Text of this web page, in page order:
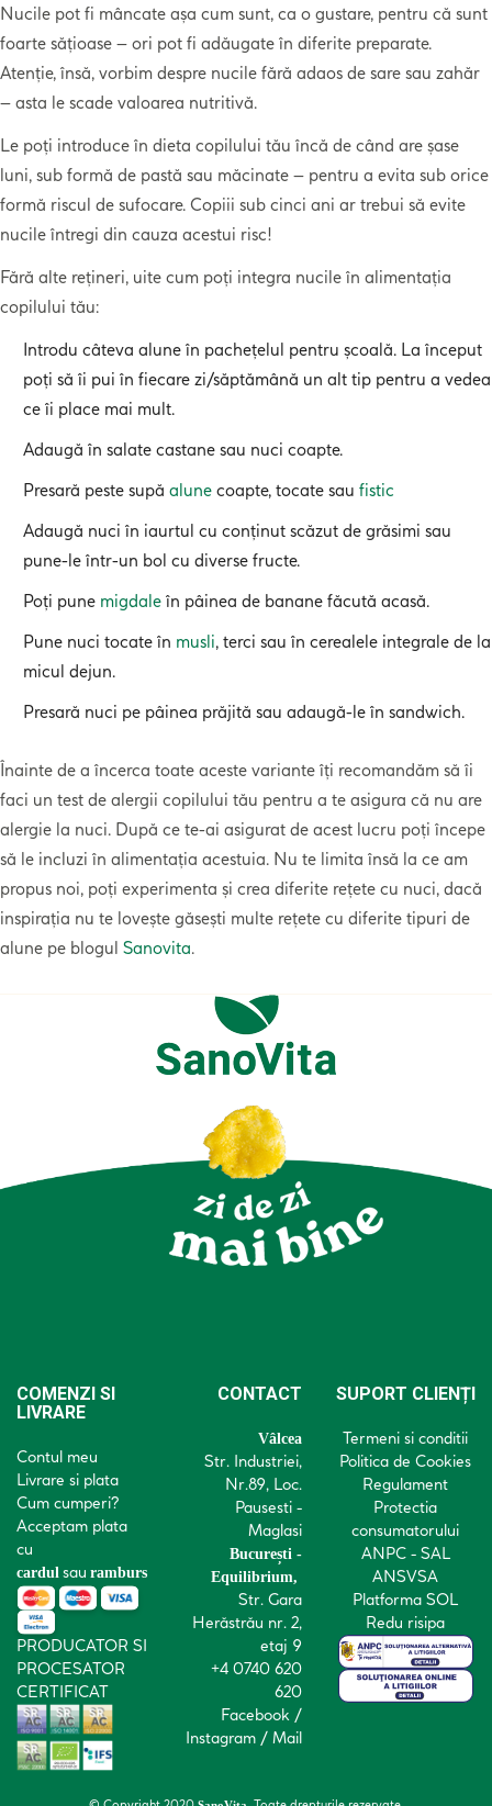
Nucile pot fi mâncate așa cum sunt, ca o gustare, pentru că sunt
foarte sățioase – ori pot fi adăugate în diferite preparate.
Atenție, însă, vorbim despre nucile fără adaos de sare sau zahăr
– asta le scade valoarea nutritivă.
Le poți introduce în dieta copilului tău încă de când are șase
luni, sub formă de pastă sau măcinate – pentru a evita sub orice
formă riscul de sufocare. Copiii sub cinci ani ar trebui să evite
nucile întregi din cauza acestui risc!
Fără alte rețineri, uite cum poți integra nucile în alimentația
copilului tău:
Introdu câteva alune în pachețelul pentru școală. La început
poți să îi pui în fiecare zi/săptămână un alt tip pentru a vedea
ce îi place mai mult.
Adaugă în salate castane sau nuci coapte.
Presară peste supă alune coapte, tocate sau fistic
Adaugă nuci în iaurtul cu conținut scăzut de grăsimi sau
pune-le într-un bol cu diverse fructe.
Poți pune migdale în pâinea de banane făcută acasă.
Pune nuci tocate în musli, terci sau în cerealele integrale de la
micul dejun.
Presară nuci pe pâinea prăjită sau adaugă-le în sandwich.
Înainte de a încerca toate aceste variante îți recomandăm să îi
faci un test de alergii copilului tău pentru a te asigura că nu are
alergie la nuci. După ce te-ai asigurat de acest lucru poți începe
să le incluzi în alimentația acestuia. Nu te limita însă la ce am
propus noi, poți experimenta și crea diferite rețete cu nuci, dacă
inspirația nu te lovește găsești multe rețete cu diferite tipuri de
alune pe blogul Sanovita.
COMENZI SI
LIVRARE
Contul meu
Livrare si plata
Cum cumperi?
Acceptam plata
cu
cardul sau ramburs
PRODUCATOR SI
PROCESATOR
CERTIFICAT
CONTACT
Vâlcea
Str. Industriei,
Nr.89, Loc.
Pausesti -
Maglasi
București -
Equilibrium,
Str. Gara
Herăstrău nr. 2,
etaj 9
+4 0740 620
620
Facebook /
Instagram / Mail
SUPORT CLIENȚI
Termeni si conditii
Politica de Cookies
Regulament
Protectia
consumatorului
ANPC - SAL
ANSVSA
Platforma SOL
Redu risipa